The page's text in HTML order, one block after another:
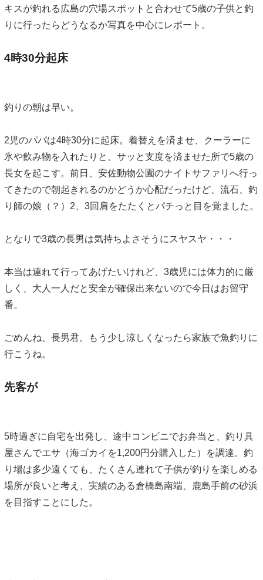
キスが釣れる広島の穴場スポットと合わせて5歳の子供と釣
りに行ったらどうなるか写真を中心にレポート。
4時30分起床
釣りの朝は早い。
2児のパパは4時30分に起床。着替えを済ませ、クーラーに
氷や飲み物を入れたりと、サッと支度を済ませた所で5歳の
長女を起こす。前日、安佐動物公園のナイトサファリへ行っ
てきたので朝起きれるのかどうか心配だったけど、流石、釣
り師の娘（？）2、3回肩をたたくとパチっと目を覚ました。
となりで3歳の長男は気持ちよさそうにスヤスヤ・・・
本当は連れて行ってあげたいけれど、3歳児には体力的に厳
しく、大人一人だと安全が確保出来ないので今日はお留守
番。
ごめんね、長男君。もう少し涼しくなったら家族で魚釣りに
行こうね。
先客が
5時過ぎに自宅を出発し、途中コンビニでお弁当と、釣り具
屋さんでエサ（海ゴカイを1,200円分購入した）を調達。釣
り場は多少遠くても、たくさん連れて子供が釣りを楽しめる
場所が良いと考え、実績のある倉橋島南端、鹿島手前の砂浜
を目指すことにした。